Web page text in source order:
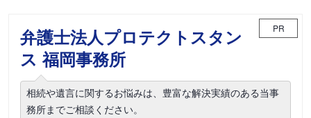
弁護士法人プロテクトスタン
ス 福岡事務所
PR
相続や遺言に関するお悩みは、豊富な解決実績のある当事
務所までご相談ください。